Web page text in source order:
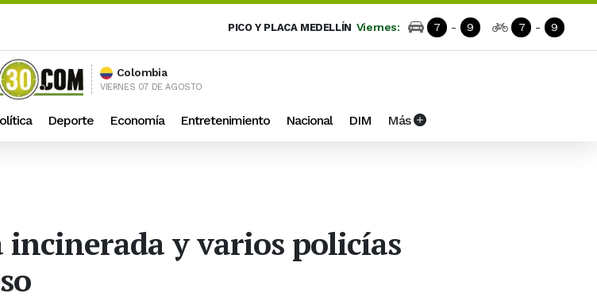
PICO Y PLACA MEDELLÍN Viernes: 7 - 9 7 - 9
Colombia
VIERNES 07 DE AGOSTO
Deporte Economía Entretenimiento Nacional DIM Más
y varios policías